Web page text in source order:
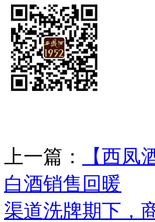
上一篇：
【西凤
白酒销售回暖
渠道洗牌期下，